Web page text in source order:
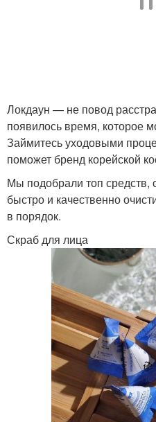
Локдаун — не повод
появилось время, которое
Займитесь уходовыми
поможет бренд корейской
Мы подобрали топ
быстро и качественно
в порядок.
Скраб для лица